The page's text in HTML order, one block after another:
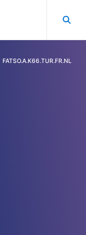
FATSO.A.K66.TUR.FR.NL